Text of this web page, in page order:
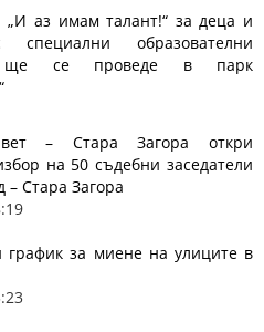
„И аз имам талант!“ за деца и
образователни
ще се проведе в парк
– Стара Загора откри
на 50 съдебни заседатели
Стара Загора
график за миене на улиците в